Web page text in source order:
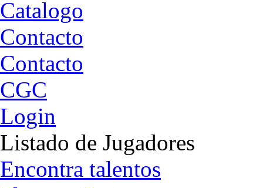
magyar
türkçe
Inicio
Noticias
Jugadores
Miembro
Catalogo